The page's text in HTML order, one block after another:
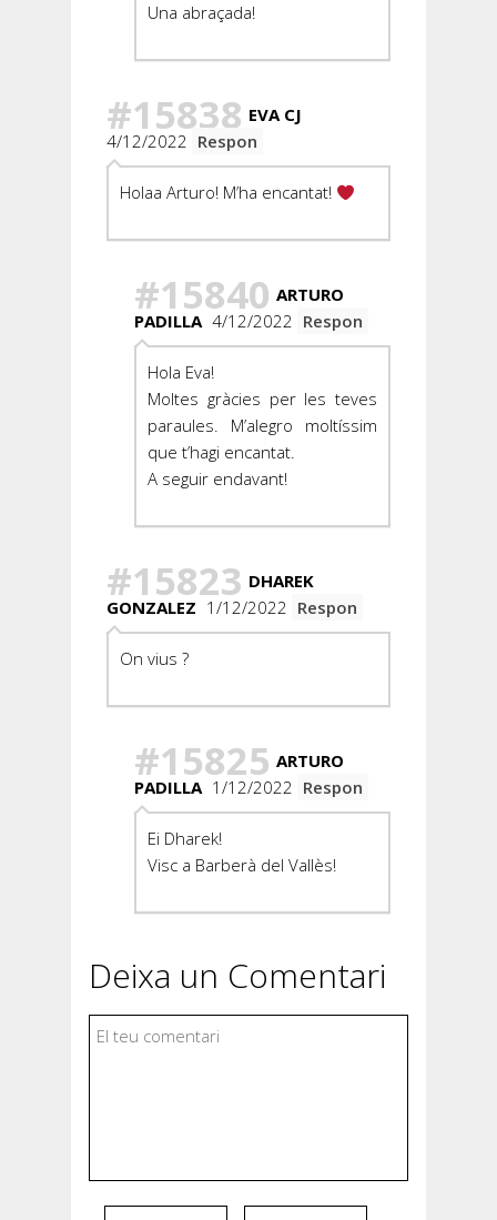
Una abraçada!
#15838 EVA CJ
4/12/2022 Respon
Holaa Arturo! M’ha encantat!
#15840 ARTURO
PADILLA 4/12/2022 Respon
Hola Eva!
Moltes gràcies per les teves
paraules. M’alegro moltíssim
que t’hagi encantat.
A seguir endavant!
#15823 DHAREK
GONZALEZ 1/12/2022 Respon
On vius ?
#15825 ARTURO
PADILLA 1/12/2022 Respon
Ei Dharek!
Visc a Barberà del Vallès!
Deixa un Comentari